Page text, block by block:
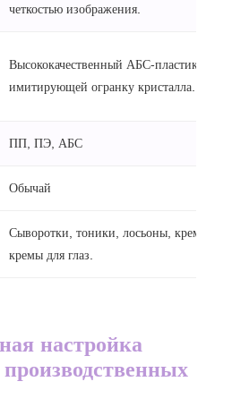
четкостью изображения.
Высококачественный АБС-пластик с
имитирующей огранку кристалла.
ПП, ПЭ, АБС
Обычай
Сыворотки, тоники, лосьоны, кремы
кремы для глаз.
настройка